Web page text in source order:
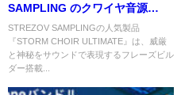
SAMPLING のクワイヤ音源
STORM CHOIR ULTIMATEが
40%OFF！フレーズビルダー搭
載の威厳・神秘サウンド
STREZOV SAMPLINGの人気製品
『STORM CHOIR ULTIMATE』は、威厳
と神秘をサウンドで表現するフレーズビル
ダー搭載...